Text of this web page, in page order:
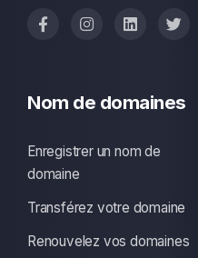
Nom de domaines
Enregistrer un nom de
domaine
Transférez votre domaine
Renouvelez vos domaines